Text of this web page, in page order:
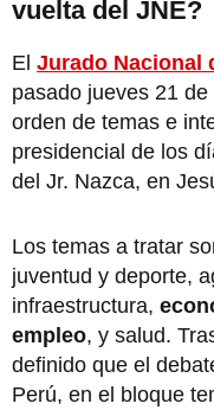
vuelta del JNE?
El Jurado Nacional
pasado jueves 21
orden de temas e
presidencial de los
del Jr. Nazca, en
Los temas a tratar
juventud y deporte,
infraestructura,
empleo, y salud.
definido que el
Perú, en el bloque